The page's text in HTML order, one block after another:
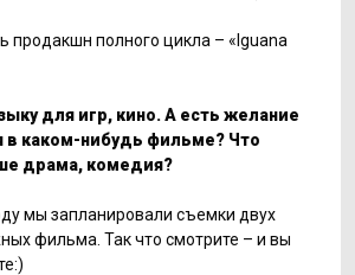
продакшн полного цикла – «Iguana
для игр, кино. А есть желание
в каком-нибудь фильме? Что
драма, комедия?
мы запланировали съемки двух
фильма. Так что смотрите – и вы